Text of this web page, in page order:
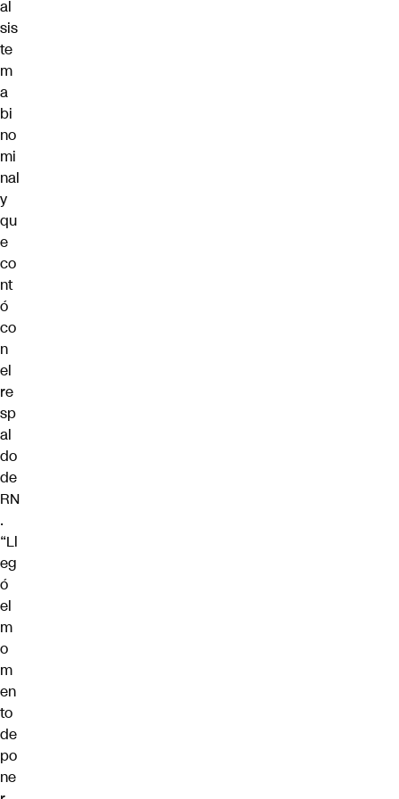
al
sis
te
m
a
bi
no
mi
nal
y
qu
e
co
nt
ó
co
n
el
re
sp
al
do
de
RN
.
“Ll
eg
ó
el
m
o
m
en
to
de
po
ne